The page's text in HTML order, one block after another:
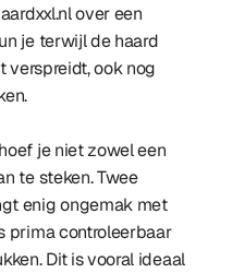
over een
je terwijl de haard
verspreidt, ook nog
je niet zowel een
te steken. Twee
enig ongemak met
prima controleerbaar
Dit is vooral ideaal